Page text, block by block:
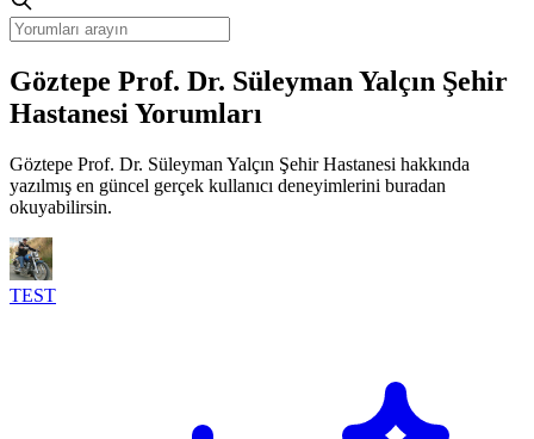
Göztepe Prof. Dr. Süleyman Yalçın Şehir
Hastanesi Yorumları
Göztepe Prof. Dr. Süleyman Yalçın Şehir Hastanesi hakkında
yazılmış en güncel gerçek kullanıcı deneyimlerini buradan
okuyabilirsin.
TEST